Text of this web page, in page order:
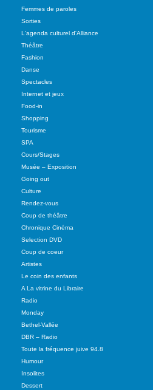
Femmes de paroles
Sorties
L'agenda culturel d'Alliance
Théâtre
Fashion
Danse
Spectacles
Internet et jeux
Food-in
Shopping
Tourisme
SPA
Cours/Stages
Musée – Exposition
Going out
Culture
Rendez-vous
Coup de théâtre
Chronique Cinéma
Selection DVD
Coup de coeur
Artistes
Le coin des enfants
A La vitrine du Libraire
Radio
Monday
Bethel-Vallée
DBR – Radio
Toute la fréquence juive 94.8
Humour
Insolites
Dessert